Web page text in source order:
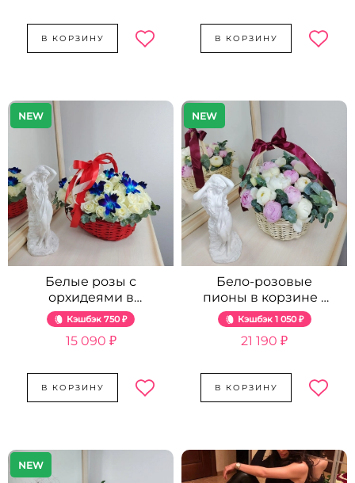
В КОРЗИНУ В КОРЗИНУ
NEW
Белые розы с
орхидеями в
красной корзине -
51 шт.
Кэшбэк 750 ₽
15 090 ₽
В КОРЗИНУ
NEW
Бело-розовые
пионы в корзине -
25 шт.
Кэшбэк 1 050 ₽
21 190 ₽
В КОРЗИНУ
NEW